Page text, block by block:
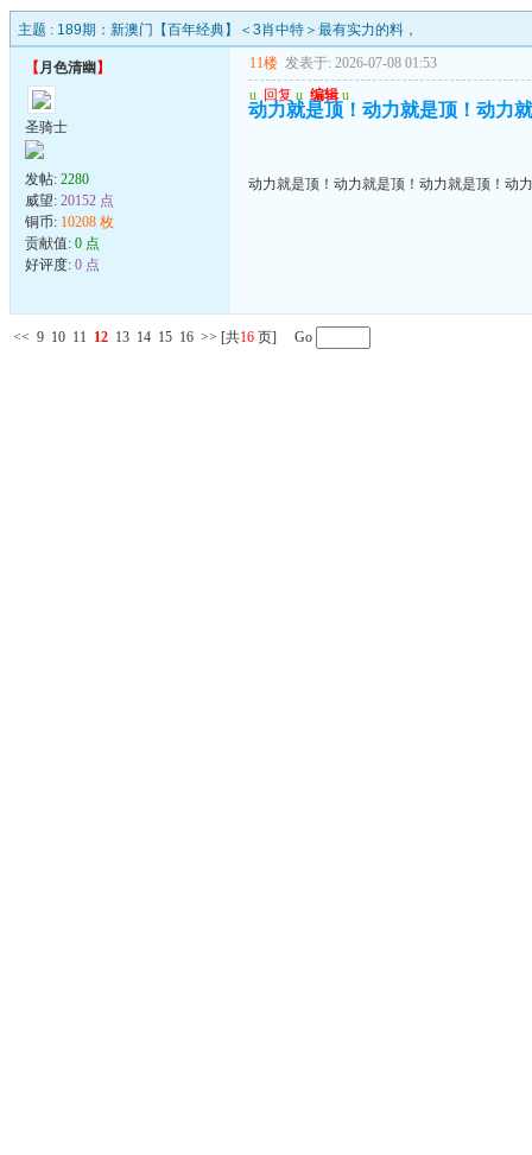
主题 : 189期：新澳门【百年经典】＜3肖中特＞最有实力的料，
【月色清幽 】
圣骑士
发帖: 2280
威望: 20152 点
铜币: 10208 枚
贡献值: 0 点
好评度: 0 点
11楼 发表于: 2026-07-08 01:53
u 回复 u 编辑 u
动力就是顶！动力就是顶！动力
动力就是顶！动力就是顶！动力就是顶！动
<< 9 10 11 12 13 14 15 16 >> [共16 页] Go